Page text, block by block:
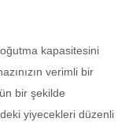
kapasitesini
verimli bir
bir şekilde
yiyecekleri düzenli